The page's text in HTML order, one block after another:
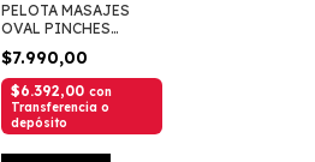
PELOTA MASAJES
OVAL PINCHES
BLANDA 12X6
$7.990,00
$6.392,00 con
Transferencia o
depósito